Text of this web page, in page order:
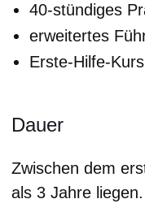
40-stündiges
erweitertes
Erste-Hilfe-
Dauer
Zwischen dem
als 3 Jahre liegen.